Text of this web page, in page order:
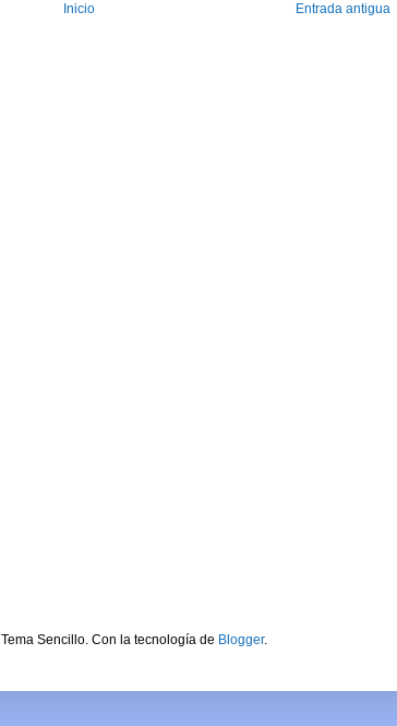
Entrada antigua
Inicio
Tema Sencillo. Con la tecnología de Blogger.